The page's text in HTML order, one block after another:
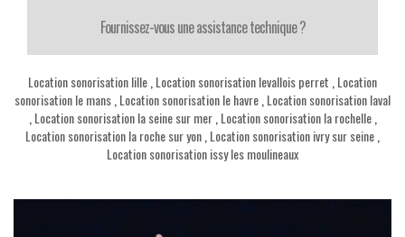
Fournissez-vous une assistance technique ?
Location sonorisation lille Location sonorisation levallois perret Location
sonorisation le mans Location sonorisation le havre Location sonorisation laval
Location sonorisation la seine sur mer, Location sonorisation la rochelle,
Location sonorisation la roche sur yon Location sonorisation ivry sur seine
Location sonorisation issy les moulineaux